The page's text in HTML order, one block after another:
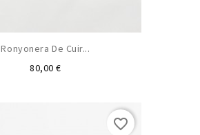
Ronyonera De Cuir...
80,00 €Preu
favorite_border